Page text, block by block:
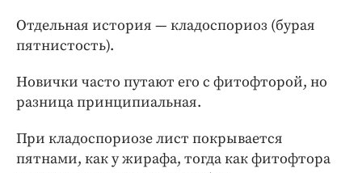
Отдельная история — кладоспориоз (бурая
пятнистость).
Новички часто путают его с фитофторой, но
разница принципиальная.
При кладоспориозе лист покрывается
пятнами, как у жирафа, тогда как фитофтора